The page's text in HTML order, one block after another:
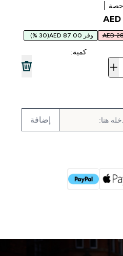
وفر 87.00 AED (30 %)
كمية:
إضافة